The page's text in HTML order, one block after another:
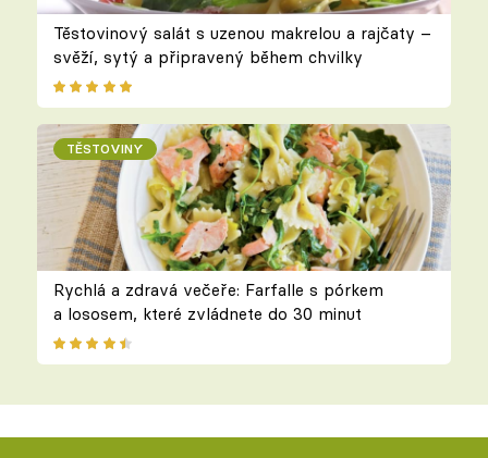
Těstovinový salát s uzenou makrelou a rajčaty –
svěží, sytý a připravený během chvilky
TĚSTOVINY
Rychlá a zdravá večeře: Farfalle s pórkem
a lososem, které zvládnete do 30 minut